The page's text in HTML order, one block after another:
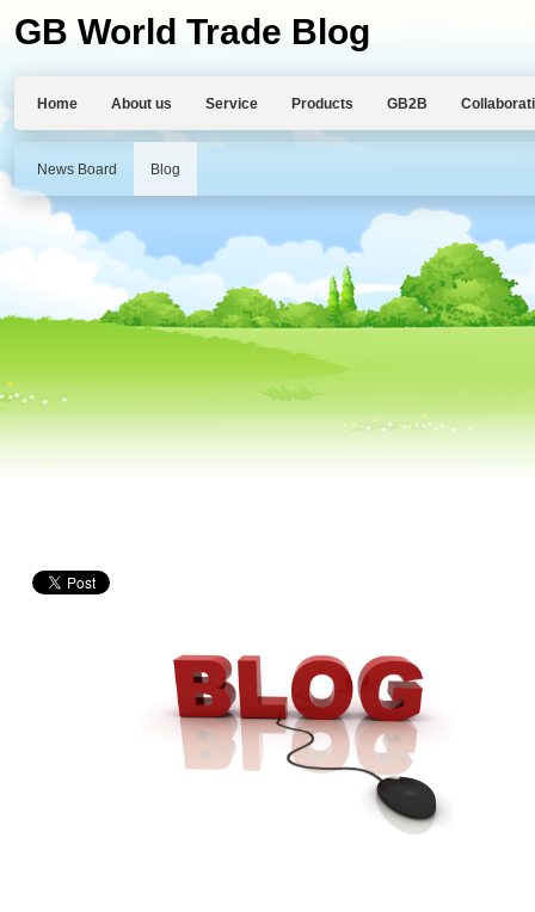
GB World Trade Blog
Home About us Service Products GB2B
News Board Blog